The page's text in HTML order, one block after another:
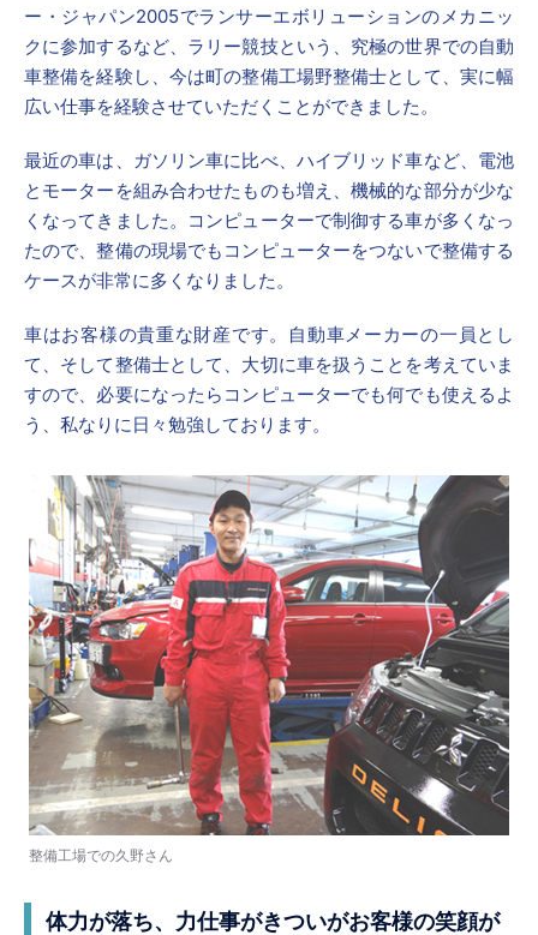
ー・ジャパン2005でランサーエボリューションのメカニッ
クに参加するなど、ラリー競技という、究極の世界での自動
車整備を経験し、今は町の整備工場野整備士として、実に幅
広い仕事を経験させていただくことができました。
最近の車は、ガソリン車に比べ、ハイブリッド車など、電池
とモーターを組み合わせたものも増え、機械的な部分が少な
くなってきました。コンピューターで制御する車が多くなっ
たので、整備の現場でもコンピューターをつないで整備する
ケースが非常に多くなりました。
車はお客様の貴重な財産です。自動車メーカーの一員とし
て、そして整備士として、大切に車を扱うことを考えていま
すので、必要になったらコンピューターでも何でも使えるよ
う、私なりに日々勉強しております。
整備工場での久野さん
体力が落ち、力仕事がきついがお客様の笑顔が